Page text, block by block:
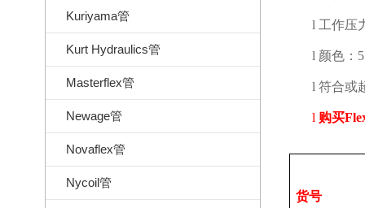
Kuriyama管
Kurt Hydraulics管
Masterflex管
Newage管
Novaflex管
Nycoil管
l 工作压
l 颜色：
l 符合或
l 购买
货号